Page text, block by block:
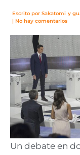
Escrito por Sakatomi y
| No hay comentarios
Un debate en